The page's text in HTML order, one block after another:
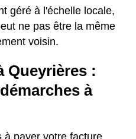
géré à l'échelle locale,
ne pas être la même
voisin.
Queyrières :
à
à payer votre facture